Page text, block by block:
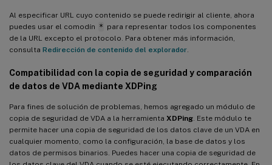
Al especificar URL cuyo contenido se puede redirigir al cliente, ahora
puedes usar el comodín * para representar todos los componentes
de la URL excepto el protocolo. Para obtener más información,
consulta Redirección de contenido del explorador
Compatibilidad con la copia de seguridad y comparación
de datos de VDA mediante XDPing
Para fines de solución de problemas, hemos agregado un módulo de
copia de seguridad de VDA a la herramienta XDPing . Este módulo te
permite hacer una copia de seguridad de los datos clave de un VDA en
cualquier momento, como la configuración, la base de datos y los
datos de permisos binarios. Puedes hacer una copia de seguridad de